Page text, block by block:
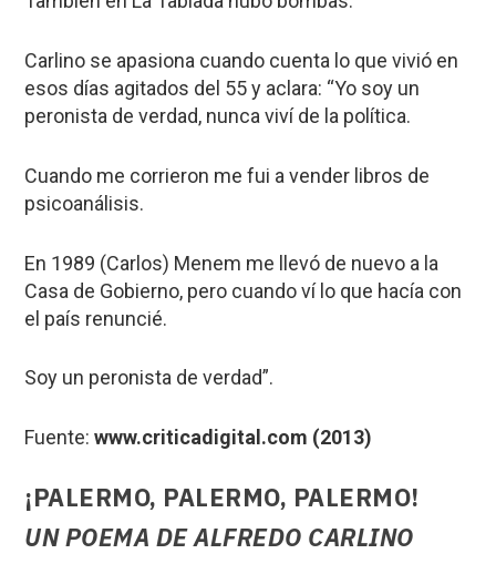
Carlino se apasiona cuando cuenta lo que vivió en
esos días agitados del 55 y aclara: “Yo soy un
peronista de verdad, nunca viví de la política.
Cuando me corrieron me fui a vender libros de
psicoanálisis.
En 1989 (Carlos) Menem me llevó de nuevo a la
Casa de Gobierno, pero cuando ví lo que hacía con
el país renuncié.
Soy un peronista de verdad”.
Fuente:www.criticadigital.com (2013)
¡PALERMO, PALERMO, PALERMO!
UN POEMA DE ALFREDO CARLINO